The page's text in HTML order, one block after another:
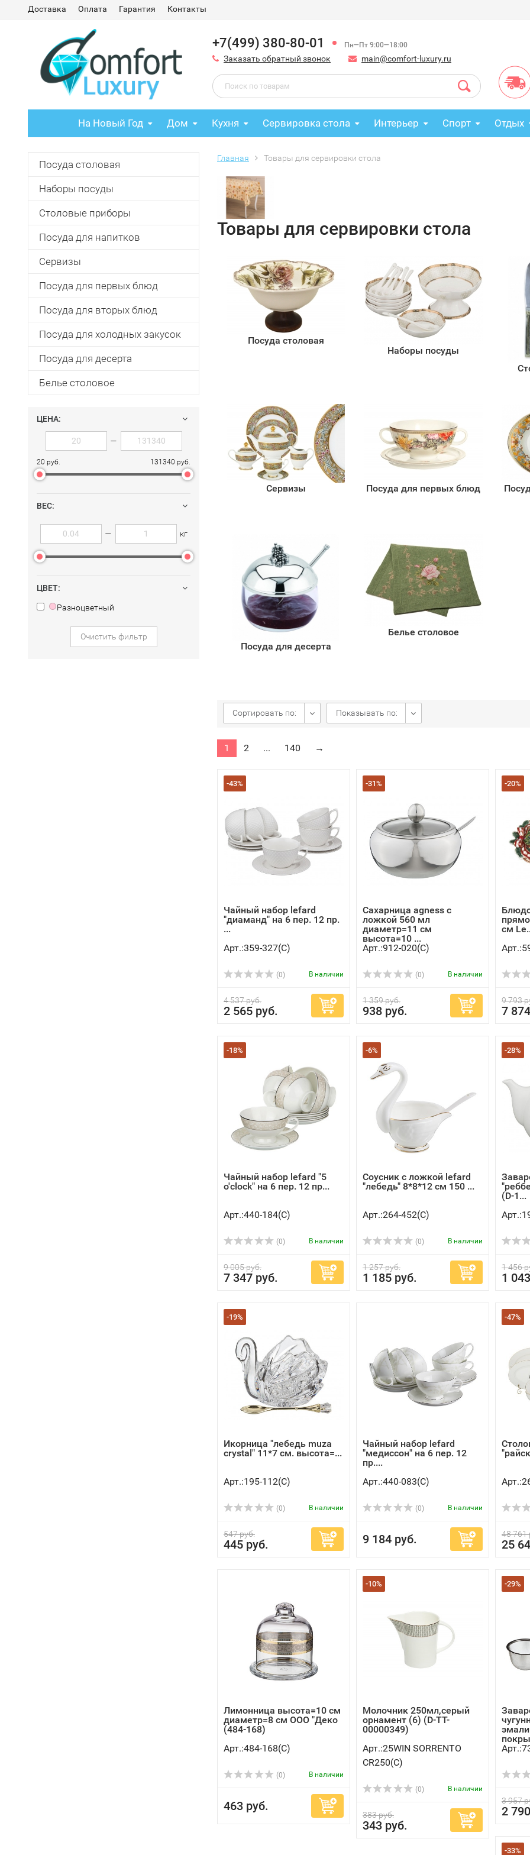
Доставка Оплата Гарантия Контакты
+7(499) 380-80-01 Пн—Пт 9:00—18:00
Заказать обратный звонок main@comfort-luxury.ru
На Новый Год Дом Кухня Сервировка стола Интерьер Спорт Отдых
Посуда столовая
Наборы посуды
Столовые приборы
Посуда для напитков
Сервизы
Посуда для первых блюд
Посуда для вторых блюд
Посуда для холодных закусок
Посуда для десерта
Белье столовое
ЦЕНА:
—
20 руб. 131340 руб.
ВЕС:
— кг
ЦВЕТ:
Разноцветный
Очистить фильтр
Главная Товары для сервировки стола
Товары для сервировки стола
Посуда столовая
Наборы посуды
Сервизы Посуда для первых блюд
Посуда для десерта
Белье столовое
Сортировать по: Показывать по:
1 2 ... 140 →
-43%
Чайный набор lefard
"диаманд" на 6 пер. 12 пр.
...
Арт.:359-327(C)
(0) В наличии
4 537 руб.
2 565 руб.
-31%
Сахарница agness с
ложкой 560 мл
диаметр=11 см
высота=10 ...
Арт.:912-020(C)
(0) В наличии
1 359 руб.
938 руб.
-20%
см
9 793
7
-18%
Чайный набор lefard "5
o'clock" на 6 пер. 12 пр...
Арт.:440-184(C)
(0) В наличии
9 005 руб.
7 347 руб.
-6%
Соусник с ложкой lefard
"лебедь" 8*8*12 см 150 ...
Арт.:264-452(C)
(0) В наличии
1 257 руб.
1 185 руб.
-28%
(D-1...
1 456
1
-19%
Икорница "лебедь muza
crystal" 11*7 см. высота=...
Арт.:195-112(C)
(0) В наличии
547 руб.
445 руб.
Чайный набор lefard
"медиссон" на 6 пер. 12
пр....
Арт.:440-083(C)
(0) В наличии
9 184 руб.
-47%
48 761
25
Лимонница высота=10 см
диаметр=8 см ООО "Деко
(484-168)
Арт.:484-168(C)
(0) В наличии
463 руб.
-10%
Молочник 250мл,серый
орнамент (6) (D-TT-
00000349)
Арт.:25WIN SORRENTO
CR250(C)
(0) В наличии
383 руб.
343 руб.
-29%
3 957
2
-33%